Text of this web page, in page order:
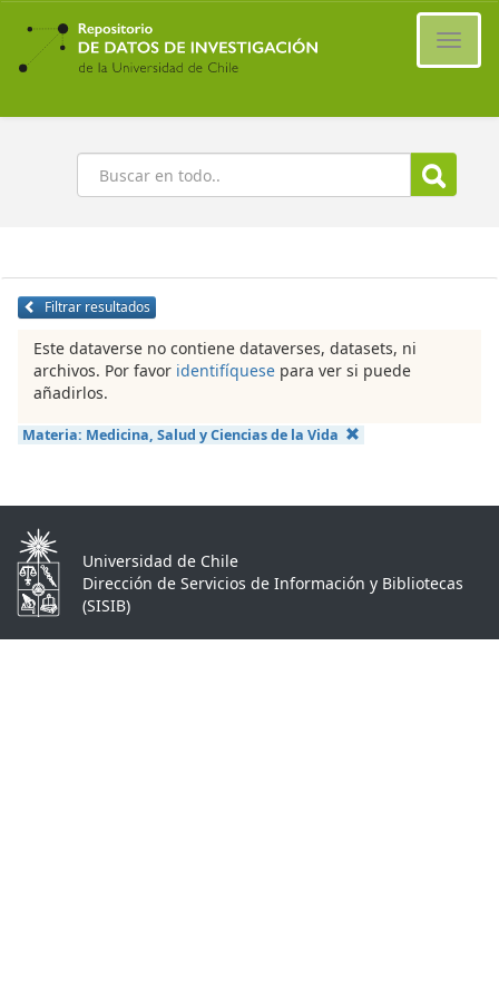
Ir
contenido
principal
Buscar
Filtrar resultados
Este dataverse no contiene dataverses, datasets, ni
archivos. Por favor identifíquese para ver si puede
añadirlos.
Materia: Medicina, Salud y Ciencias de la Vida
Universidad de Chile
Dirección de Servicios de Información y Bibliotecas
(SISIB)